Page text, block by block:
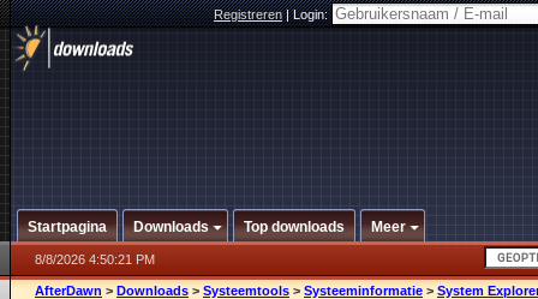
Registreren|Login:
Startpagina Downloads Top downloads Meer
8/8/2026 4:50:21 PM
AfterDawn > Downloads > Systeemtools > Systeeminformatie > System